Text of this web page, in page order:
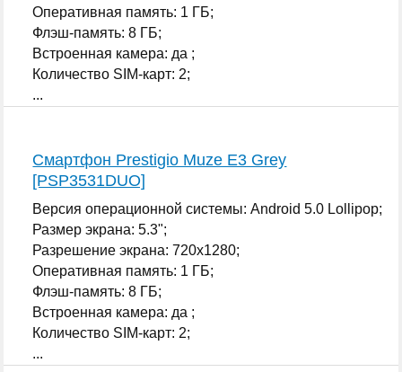
Оперативная память: 1 ГБ;
Флэш-память: 8 ГБ;
Встроенная камера: да ;
Количество SIM-карт: 2;
...
Смартфон Prestigio Muze E3 Grey
[PSP3531DUO]
Версия операционной системы: Android 5.0 Lollipop;
Размер экрана: 5.3";
Разрешение экрана: 720x1280;
Оперативная память: 1 ГБ;
Флэш-память: 8 ГБ;
Встроенная камера: да ;
Количество SIM-карт: 2;
...